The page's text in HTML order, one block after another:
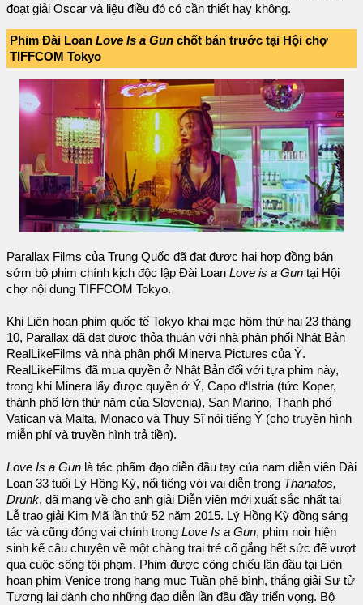
đoạt giải Oscar và liệu điều đó có cần thiết hay không.
Phim Đài Loan Love Is a Gun chốt bán trước tại Hội chợ
TIFFCOM Tokyo
Parallax Films của Trung Quốc đã đạt được hai hợp đồng bán
sớm bộ phim chính kịch độc lập Đài Loan Love is a Gun tại Hội
chợ nội dung TIFFCOM Tokyo.
Khi Liên hoan phim quốc tế Tokyo khai mạc hôm thứ hai 23 tháng
10, Parallax đã đạt được thỏa thuận với nhà phân phối Nhật Bản
RealLikeFilms và nhà phân phối Minerva Pictures của Ý.
RealLikeFilms đã mua quyền ở Nhật Bản đối với tựa phim này,
trong khi Minera lấy được quyền ở Ý, Capo d‘Istria (tức Koper,
thành phố lớn thứ năm của Slovenia), San Marino, Thành phố
Vatican và Malta, Monaco và Thụy Sĩ nói tiếng Ý (cho truyền hình
miễn phí và truyền hình trả tiền).
Love Is a Gun là tác phẩm đạo diễn đầu tay của nam diễn viên Đài
Loan 33 tuổi Lý Hồng Kỳ, nổi tiếng với vai diễn trong Thanatos,
Drunk, đã mang về cho anh giải Diễn viên mới xuất sắc nhất tại
Lễ trao giải Kim Mã lần thứ 52 năm 2015. Lý Hồng Kỳ đồng sáng
tác và cũng đóng vai chính trong Love Is a Gun, phim noir hiện
sinh kể câu chuyện về một chàng trai trẻ cố gắng hết sức để vượt
qua cuộc sống tội phạm. Phim được công chiếu lần đầu tại Liên
hoan phim Venice trong hạng mục Tuần phê bình, thắng giải Sư tử
Tương lai dành cho những đạo diễn lần đầu đầy triển vọng. Bộ